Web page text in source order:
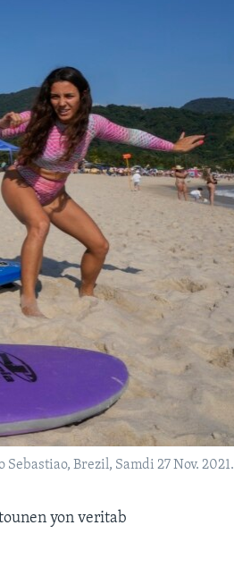
Brezil, Samdi 27 Nov. 2021.
yon veritab